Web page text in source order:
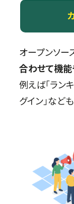
オープンソー
合わせて機
例えば「ラン
グイン」など